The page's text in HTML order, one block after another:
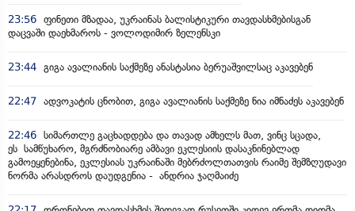
23:56 ფინეთი მზადაა, უკრაინას ბალისტიკური თავდასხმებისგან
დაცვაში დაეხმაროს - ვოლოდიმირ ზელენსკი
23:44 გიგა ავალიანის საქმეზე ანასტასია ბერუაშვილსაც აკავებენ
22:47 ადვოკატის ცნობით, გიგა ავალიანის საქმეზე ნია იმნაძეს აკავებენ
22:46 სიმართლე გაცხადდება და თავად ამხელს მათ, ვინც სცადა,
ეს სამწუხარო, მგრძნობიარე ამბავი ეკლესიის დასაკნინებლად
გამოეყენებინა, ეკლესიას უკრაინაში მებრძოლთათვის რაიმე შემზღუდავი
ნორმა არასდროს დაუდგენია - ანდრია ჯაღმაიძე